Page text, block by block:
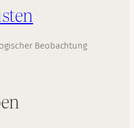
Beobachtung